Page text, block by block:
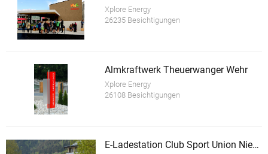
Xplore Energy
26235 Besichtigungen
Almkraftwerk Theuerwanger Wehr
Xplore Energy
26108 Besichtigungen
E-Ladestation Club Sport Union Niederöblarn